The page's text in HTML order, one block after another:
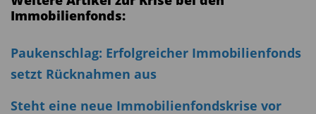
Immobilienfonds:
Paukenschlag: Erfolgreicher Immobilienfonds
setzt Rücknahmen aus
Steht eine neue Immobilienfondskrise vor